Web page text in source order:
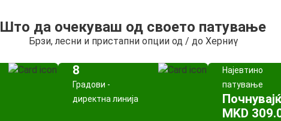
Што да очекуваш од своето патување
Брзи, лесни и пристапни опции од / до Херниγ
8
Градови -
директна линија
Најевтино
патување
MKD